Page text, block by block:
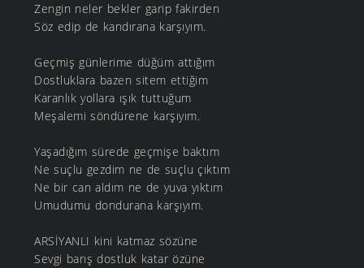
Zengin neler bekler garip fakirden
Söz edip de kandırana karşıyım.
Geçmiş günlerime düğüm attığım
Dostluklara bazen sitem ettiğim
Karanlık yollara ışık tuttuğum
Meşalemi söndürene karşıyım.
Yaşadığım sürede geçmişe baktım
Ne suçlu gezdim ne de suçlu çıktım
Ne bir can aldım ne de yuva yıktım
Umudumu dondurana karşıyım.
ARSİYANLI kini katmaz sözüne
Sevgi barış dostluk katar özüne